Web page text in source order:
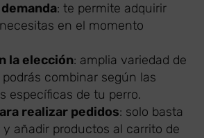
: te permite adquirir
en el momento
la elección: amplia variedad de
combinar según las
específicas de tu perro.
realizar pedidos: solo basta
añadir productos al carrito de